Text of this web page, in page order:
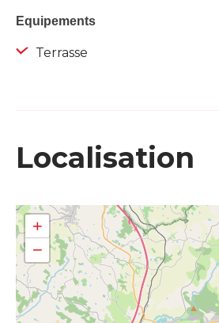
Equipements
Terrasse
Localisation
+
−